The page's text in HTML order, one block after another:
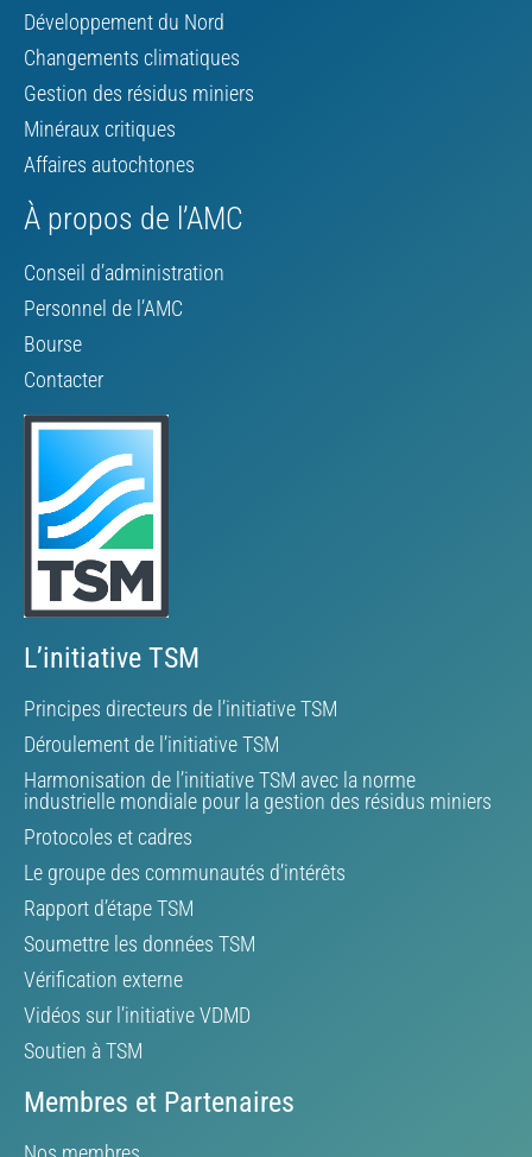
Développement du Nord
Changements climatiques
Gestion des résidus miniers
Minéraux critiques
Affaires autochtones
À propos de l’AMC
Conseil d’administration
Personnel de l’AMC
Bourse
Contacter
L’initiative TSM
Principes directeurs de l’initiative TSM
Déroulement de l’initiative TSM
Harmonisation de l’initiative TSM avec la norme
industrielle mondiale pour la gestion des résidus miniers
Protocoles et cadres
Le groupe des communautés d’intérêts
Rapport d’étape TSM
Soumettre les données TSM
Vérification externe
Vidéos sur l’initiative VDMD
Soutien à TSM
Membres et Partenaires